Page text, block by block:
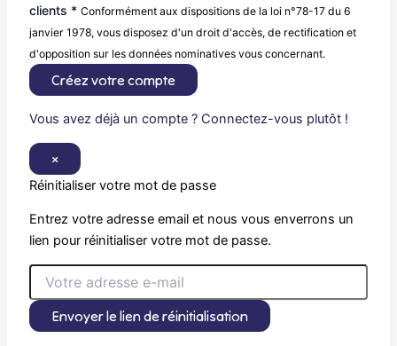
clients * Conformément aux dispositions de la loi n°78-17 du 6
janvier 1978, vous disposez d'un droit d'accès, de rectification et
d'opposition sur les données nominatives vous concernant.
Créez votre compte
Vous avez déjà un compte ? Connectez-vous plutôt !
×
Réinitialiser votre mot de passe
Entrez votre adresse email et nous vous enverrons un
lien pour réinitialiser votre mot de passe.
Envoyer le lien de réinitialisation